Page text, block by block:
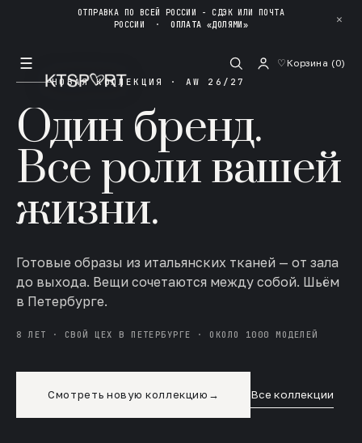
ОТПРАВКА ПО ВСЕЙ РОССИИ - СДЭК ИЛИ ПОЧТА
РОССИИ ·ОПЛАТА «ДОЛЯМИ» ✕
☰ ♡Корзина (0)
НОВАЯ КОЛЛЕКЦИЯ · AW 26/27
Один бренд.
Все роли вашей
жизни.
Готовые образы из итальянских тканей — от зала
до выхода. Вещи сочетаются между собой. Шьём
в Петербурге.
8 ЛЕТ · СВОЙ ЦЕХ В ПЕТЕРБУРГЕ · ОКОЛО 1000 МОДЕЛЕЙ
Смотреть новую коллекцию → Все коллекции